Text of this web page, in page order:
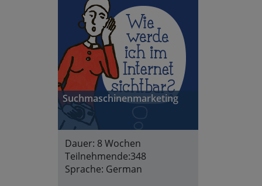
Suchmaschinenmarketing
Dauer: 8 Wochen
Teilnehmende:348
Sprache: German